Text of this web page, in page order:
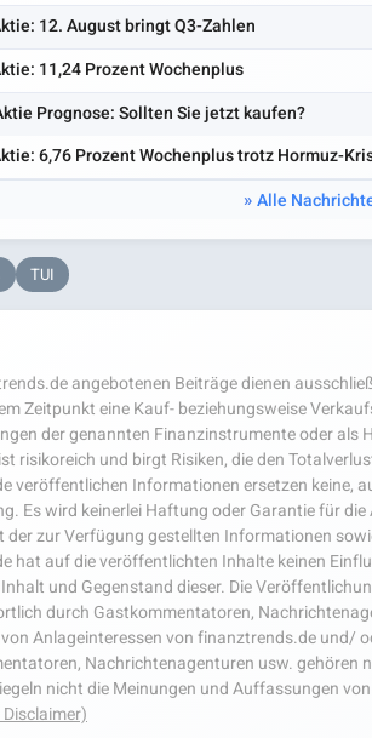
12. August bringt Q3-Zahlen
11,24 Prozent Wochenplus
Prognose: Sollten Sie jetzt kaufen?
6,76 Prozent Wochenplus trotz Hormuz-
Alle
TUI
angebotenen Beiträge dienen
Zeitpunkt eine Kauf- beziehungsweise
der genannten Finanzinstrumente oder als
risikoreich und birgt Risiken, die den
veröffentlichen Informationen ersetzen keine,
Es wird keinerlei Haftung oder Garantie für
der zur Verfügung gestellten Informationen
hat auf die veröffentlichten Inhalte keinen
und Gegenstand dieser. Die
durch Gastkommentatoren,
Anlageinteressen von finanztrends.de und/
Nachrichtenagenturen usw. gehören
nicht die Meinungen und Auffassungen